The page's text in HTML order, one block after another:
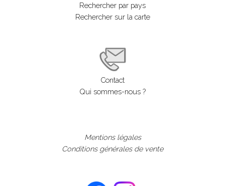
Rechercher par pays
Rechercher sur la carte
Contact
Qui sommes-nous ?
Mentions légales
Conditions générales de vente